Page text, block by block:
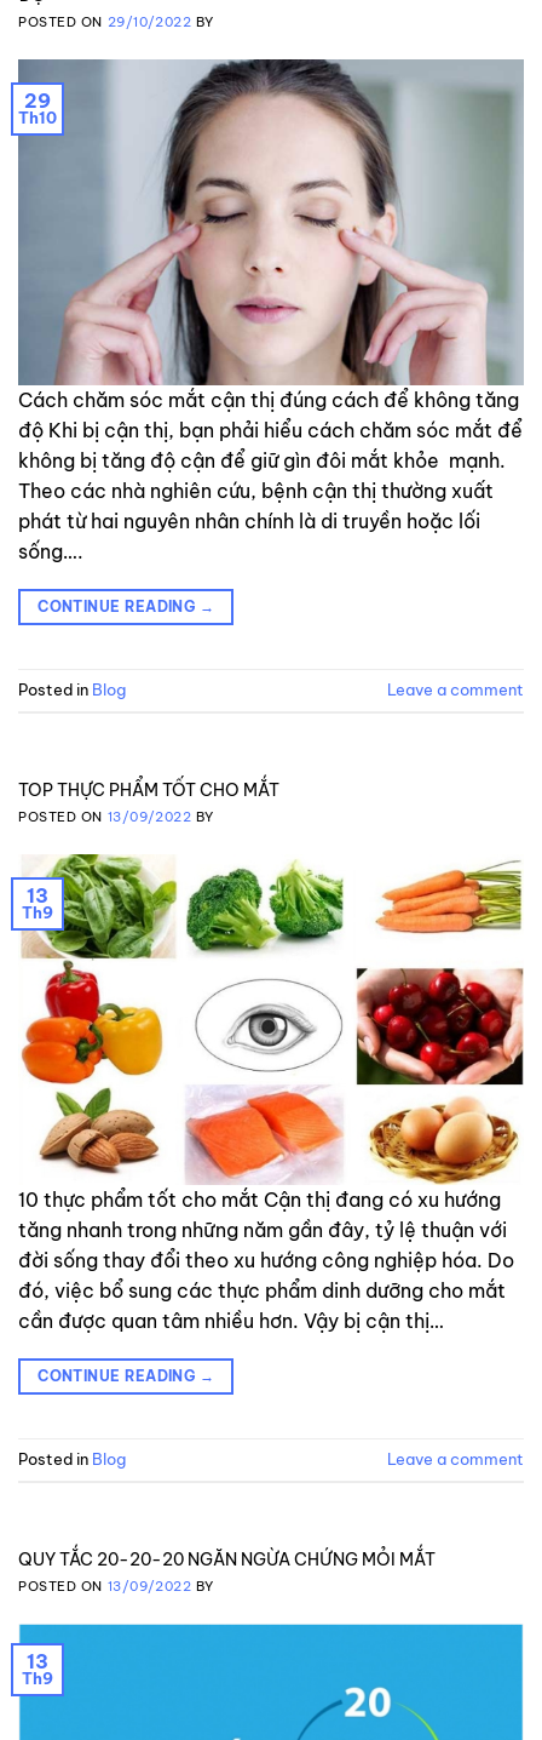
POSTED ON 29/10/2022 BY
29
Th10
Cách chăm sóc mắt cận thị đúng cách để không tăng
độ Khi bị cận thị, bạn phải hiểu cách chăm sóc mắt để
không bị tăng độ cận để giữ gìn đôi mắt khỏe mạnh.
Theo các nhà nghiên cứu, bệnh cận thị thường xuất
phát từ hai nguyên nhân chính là di truyền hoặc lối
sống….
CONTINUE READING →
Posted in Blog Leave a comment
TOP THỰC PHẨM TỐT CHO MẮT
POSTED ON 13/09/2022 BY
13
Th9
10 thực phẩm tốt cho mắt Cận thị đang có xu hướng
tăng nhanh trong những năm gần đây, tỷ lệ thuận với
đời sống thay đổi theo xu hướng công nghiệp hóa. Do
đó, việc bổ sung các thực phẩm dinh dưỡng cho mắt
cần được quan tâm nhiều hơn. Vậy bị cận thị…
CONTINUE READING →
Posted in Blog Leave a comment
QUY TẮC 20-20-20 NGĂN NGỪA CHỨNG MỎI MẮT
POSTED ON 13/09/2022 BY
13
Th9